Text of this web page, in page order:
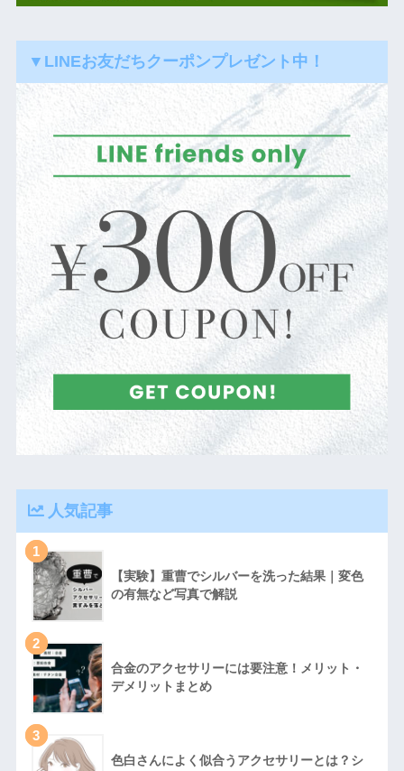
▼LINEお友だちクーポンプレゼント中！
人気記事
1
【実験】重曹でシルバーを洗った結果｜変色
の有無など写真で解説
2
合金のアクセサリーには要注意！メリット・
デメリットまとめ
3
色白さんによく似合うアクセサリーとは？シ